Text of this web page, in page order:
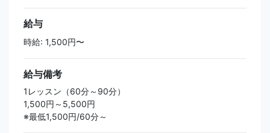
給与
時給: 1,500円〜
給与備考
1レッスン（60分～90分）
1,500円～5,500円
※最低1,500円/60分～